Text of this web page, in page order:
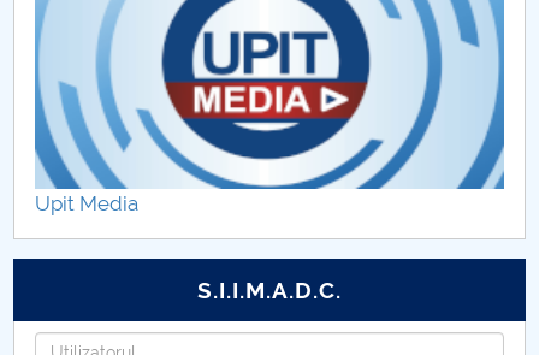
Părerea sau opinia profesorilor de la UPIT contează
Poate fi un calculator conștient?
Despre schimbări... tehnologice și nu numai...
CARPE DIEM
Etica spirituala. Stiinta de a sarbatori Craciunul
Eminescu nu a fost...
Upit Media
S.I.I.M.A.D.C.
Utilizatorul